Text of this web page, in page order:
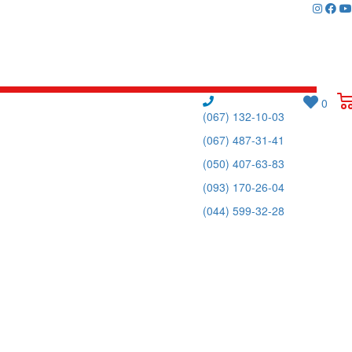
0
(067) 132-10-03
(067) 487-31-41
(050) 407-63-83
(093) 170-26-04
(044) 599-32-28